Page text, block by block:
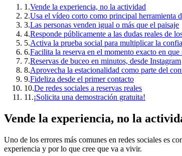
1.Vende la experiencia, no la actividad
2.Usa el vídeo corto como principal herramienta
3.Las personas venden igual o más que el paisaje
4.Responde públicamente a las dudas reales de
5.Activa la prueba social para multiplicar la
6.Facilita la reserva en el momento exacto en que
7.Reservas de buceo en minutos, desde Instagram
8.Aprovecha la estacionalidad como parte del
9.Fideliza desde el primer contacto
10.De redes sociales a reservas reales
11.¡Solicita una demostración gratuita!
Vende la experiencia, no la
Uno de los errores más comunes en redes sociales es
experiencia y por lo que cree que va a vivir.